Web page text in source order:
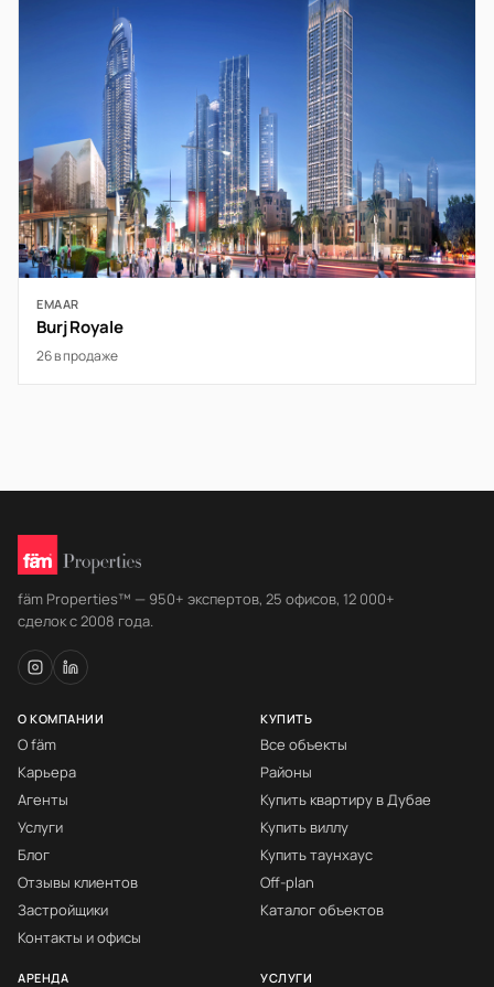
EMAAR
Burj Royale
26 в продаже
fäm Properties™ — 950+ экспертов, 25 офисов, 12 000+
сделок с 2008 года.
О КОМПАНИИ
О fäm
Карьера
Агенты
Услуги
Блог
Отзывы клиентов
Застройщики
Контакты и офисы
КУПИТЬ
Все объекты
Районы
Купить квартиру в Дубае
Купить виллу
Купить таунхаус
Off-plan
Каталог объектов
АРЕНДА УСЛУГИ